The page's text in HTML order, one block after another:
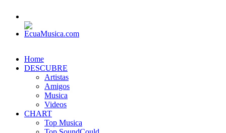
Home
DESCUBRE
Artistas
Amigos
Musica
Videos
CHART
Top Musica